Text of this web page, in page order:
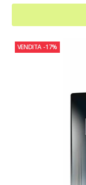
VENDITA -17%